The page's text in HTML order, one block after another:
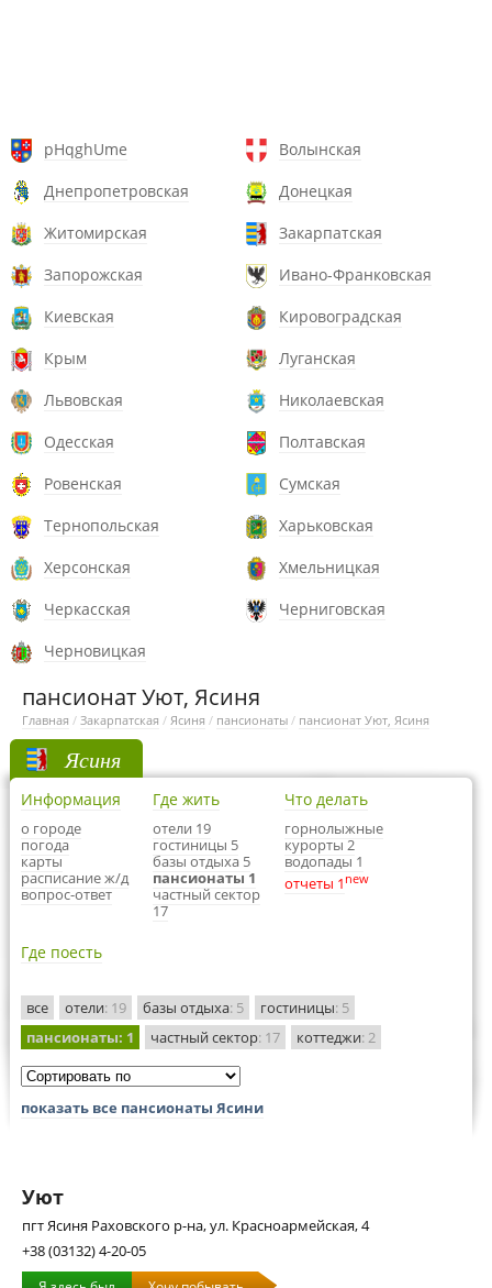
pHqghUme
Волынская
Днепропетровская
Донецкая
Житомирская
Закарпатская
Запорожская
Ивано-Франковская
Киевская
Кировоградская
Крым
Луганская
Львовская
Николаевская
Одесская
Полтавская
Ровенская
Сумская
Тернопольская
Харьковская
Херсонская
Хмельницкая
Черкасская
Черниговская
Черновицкая
пансионат Уют, Ясиня
Главная / Закарпатская / Ясиня / пансионаты / пансионат Уют, Ясиня
Ясиня
Информация
о городе
погода
карты
расписание ж/д
вопрос-ответ
Где жить
отели 19
гостиницы 5
базы отдыха 5
пансионаты 1
частный сектор
17
Что делать
горнолыжные
курорты 2
водопады 1
отчеты 1 new
Где поесть
все отели: 19 базы отдыха: 5 гостиницы: 5
пансионаты: 1 частный сектор: 17 коттеджи: 2
показать все пансионаты Ясини
Уют
пгт Ясиня Раховского р-на, ул. Красноармейская, 4
+38 (03132) 4-20-05